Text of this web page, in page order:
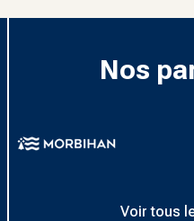
Nos
Voir tous